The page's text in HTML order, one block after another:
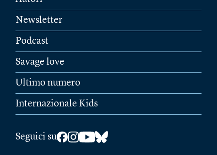
Newsletter
Podcast
Savage love
Ultimo numero
Internazionale Kids
Seguici su